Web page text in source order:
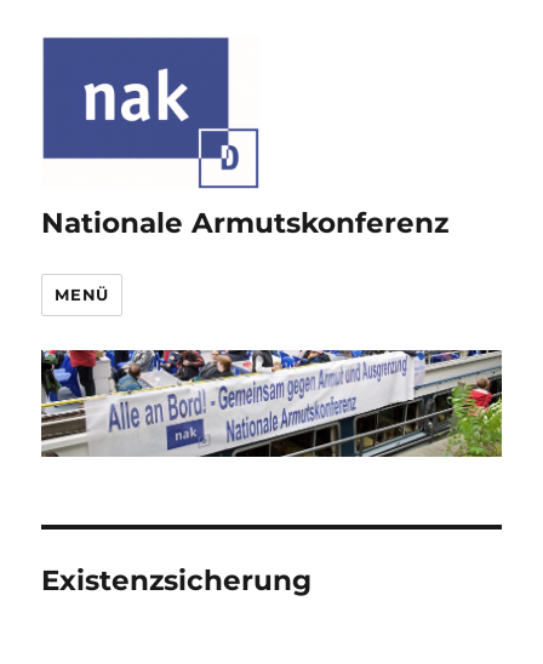
Nationale Armutskonferenz
MENÜ
Existenzsicherung